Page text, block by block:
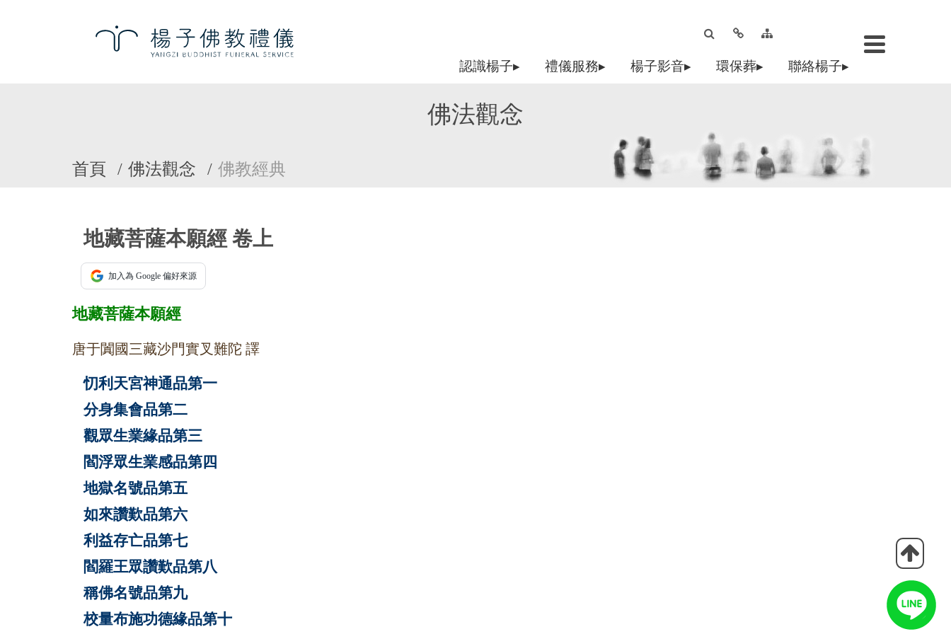
認識楊子▸ 禮儀服務▸ 楊子影音▸ 環保葬▸ 聯絡楊子▸
佛法觀念
首頁 佛法觀念 佛教經典
地藏菩薩本願經 卷上
加入為 Google 偏好來源
地藏菩薩本願經
唐于闐國三藏沙門實叉難陀 譯
忉利天宮神通品第一
分身集會品第二
觀眾生業緣品第三
閻浮眾生業感品第四
地獄名號品第五
如來讚歎品第六
利益存亡品第七
閻羅王眾讚歎品第八
稱佛名號品第九
校量布施功德緣品第十